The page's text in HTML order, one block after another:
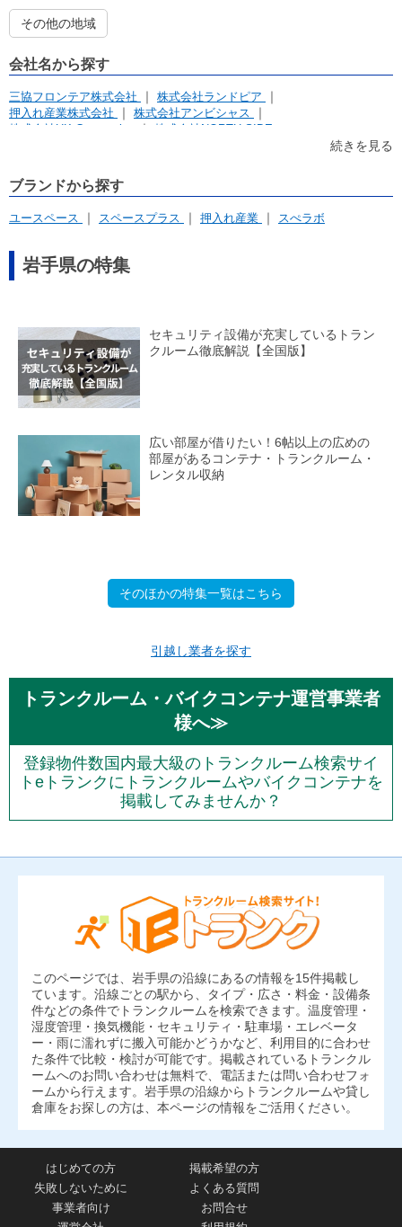
その他の地域
会社名から探す
三協フロンテア株式会社
株式会社ランドピア
押入れ産業株式会社
株式会社アンビシャス
株式会社UK Corporation
株式会社NORTH SIDE
続きを見る
ブランドから探す
ユースペース スペースプラス 押入れ産業 スぺラボ
岩手県の特集
セキュリティ設備が充実しているトラン
クルーム徹底解説【全国版】
広い部屋が借りたい！6帖以上の広めの
部屋があるコンテナ・トランクルーム・
レンタル収納
そのほかの特集一覧はこちら
引越し業者を探す
トランクルーム・バイクコンテナ運営事業者
様へ≫
登録物件数国内最大級のトランクルーム検索サイ
トeトランクにトランクルームやバイクコンテナを
掲載してみませんか？
このページでは、岩手県の沿線にあるの情報を15件掲載し
ています。沿線ごとの駅から、タイプ・広さ・料金・設備条
件などの条件でトランクルームを検索できます。温度管理・
湿度管理・換気機能・セキュリティ・駐車場・エレベータ
ー・雨に濡れずに搬入可能かどうかなど、利用目的に合わせ
た条件で比較・検討が可能です。掲載されているトランクル
ームへのお問い合わせは無料で、電話または問い合わせフォ
ームから行えます。岩手県の沿線からトランクルームや貸し
倉庫をお探しの方は、本ページの情報をご活用ください。
はじめての方
掲載希望の方
失敗しないために
よくある質問
事業者向け
お問合せ